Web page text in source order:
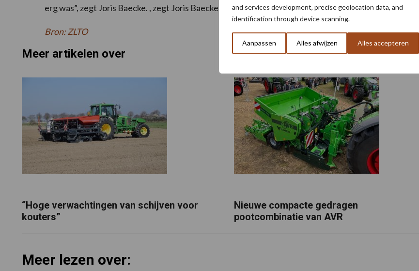
and services development, precise geolocation data, and
identification through device scanning.
Aanpassen Alles afwijzen Alles accepteren
erg was”, zegt Joris Baecke. , zegt Joris Baecke, akkerbouwer in Zeeland en vicevoorzitter van ZLTO.
Bron: ZLTO
Meer artikelen over
“Hoge verwachtingen van schijven voor
kouters”
Nieuwe compacte gedragen
pootcombinatie van AVR
Meer lezen over: